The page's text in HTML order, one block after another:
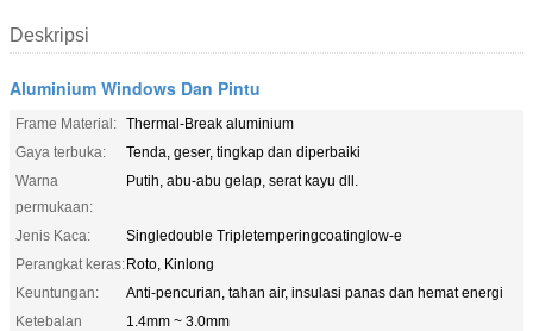
Deskripsi
Aluminium Windows Dan Pintu
Frame Material: Thermal-Break aluminium
Gaya terbuka:
Tenda, geser, tingkap dan diperbaiki
Warna
permukaan:
Putih, abu-abu gelap, serat kayu dll.
Jenis Kaca:
Singledouble Tripletemperingcoatinglow-e
Perangkat keras:Roto, Kinlong
Keuntungan:
Anti-pencurian, tahan air, insulasi panas dan hemat energi
Ketebalan
1.4mm ~ 3.0mm